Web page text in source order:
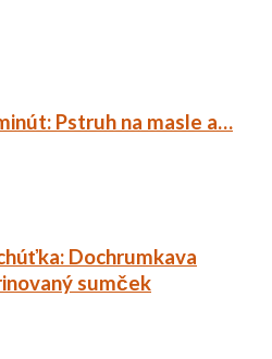
Pstruh na masle a…
Dochrumkava
sumček